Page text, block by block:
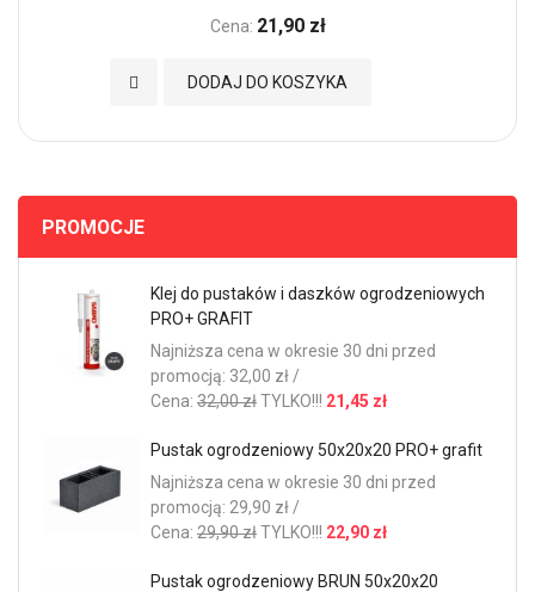
Cena: 21,90 zł
DODAJ DO KOSZYKA
Dodaj do Ulubionych
PROMOCJE
Klej do pustaków i daszków ogrodzeniowych
PRO+ GRAFIT
Najniższa cena w okresie 30 dni przed
promocją: 32,00 zł /
Cena: 32,00 złTYLKO!!! 21,45 zł
Pustak ogrodzeniowy 50x20x20 PRO+ grafit
Najniższa cena w okresie 30 dni przed
promocją: 29,90 zł /
Cena: 29,90 złTYLKO!!! 22,90 zł
Pustak ogrodzeniowy BRUN 50x20x20